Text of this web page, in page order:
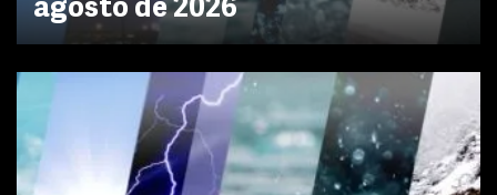
agosto de 2026